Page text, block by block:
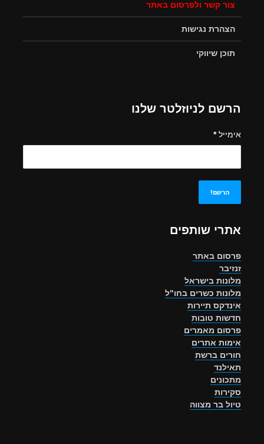
צור קשר ולפרסום באתר
הצהרת נגישות
תוכן שיווקי
הרשם לניוזלטר שלנו
אימייל*
אתרי שותפים
פרסום באתר
זנזיבר
מלונות בישראל
מלונות כשרים בחו"ל
אינדקס תיירות
חדשות טובות
פרסום מאמרים
אימות אתרים
חורים ברשת
תאילנד
מתכונים
סקירות
טיול בר מצווה